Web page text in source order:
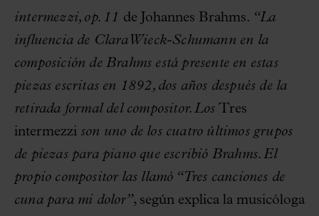
intermezzi, op. 11 de Johannes Brahms. “La
influencia de Clara Wieck-Schumann en la
composición de Brahms está presente en estas
piezas escritas en 1892, dos años después de la
retirada formal del compositor. LosTres
intermezzi son uno de los cuatro últimos grupos
de piezas para piano que escribió Brahms. El
propio compositor las llamó “Tres canciones de
cuna para mi dolor”, según explica la musicóloga